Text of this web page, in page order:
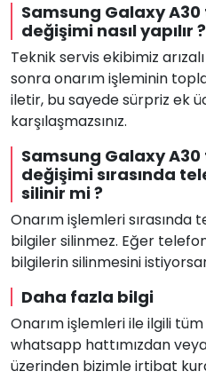
Samsung Galaxy
değişimi nasıl yapılır ?
Teknik servis ekibimiz
sonra onarım işleminin
iletir, bu sayede sürpriz ek
karşılaşmazsınız.
Samsung Galaxy
değişimi sırasında
silinir mi ?
Onarım işlemleri sırasında
bilgiler silinmez. Eğer
bilgilerin silinmesini
Daha fazla bilgi
Onarım işlemleri ile ilgili
whatsapp hattımızdan
üzerinden bizimle irtibat